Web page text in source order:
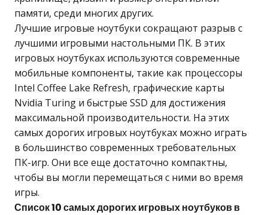
памяти, среди многих других.
Лучшие игровые ноутбуки сокращают разрыв с
лучшими игровыми настольными ПК. В этих
игровых ноутбуках используются современные
мобильные компоненты, такие как процессоры
Intel Coffee Lake Refresh, графические карты
Nvidia Turing и быстрые SSD для достижения
максимальной производительности. На этих
самых дорогих игровых ноутбуках можно играть
в большинство современных требовательных
ПК-игр. Они все еще достаточно компактны,
чтобы вы могли перемещаться с ними во время
игры.
Список 10 самых дорогих игровых ноутбуков в